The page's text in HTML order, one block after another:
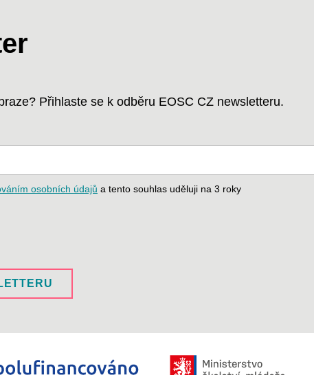
Přihlaste se k odběru EOSC CZ newsletteru.
osobních údajů a tento souhlas uděluji na 3 roky